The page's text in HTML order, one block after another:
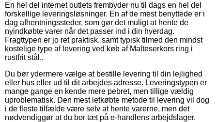
En hel del internet outlets frembyder nu til dags en hel del
forskellige leveringsløsninger. En af de mest benyttede er i
dag afhentningssteder, som gør det muligt at hente de
nyindkøbte varer når det passer ind i din hverdag.
Fragttypen er jo ret praktisk, samt typisk tilmed den mindst
kostelige type af levering ved køb af Malteserkors ring i
rustfrit stål..
Du bør ydermere vælge at bestille levering til din lejlighed
eller hus eller ud til dit arbejdes adresse. Leveringstypen er
mange gange en kende mere pebret, men tillige vældig
uproblematisk. Den mest letkøbte metode til levering vil dog
i de fleste tilfælde være selv at hente varerne, men det
nødvendiggør at du bor tæt på e-handlens arbejdslager.